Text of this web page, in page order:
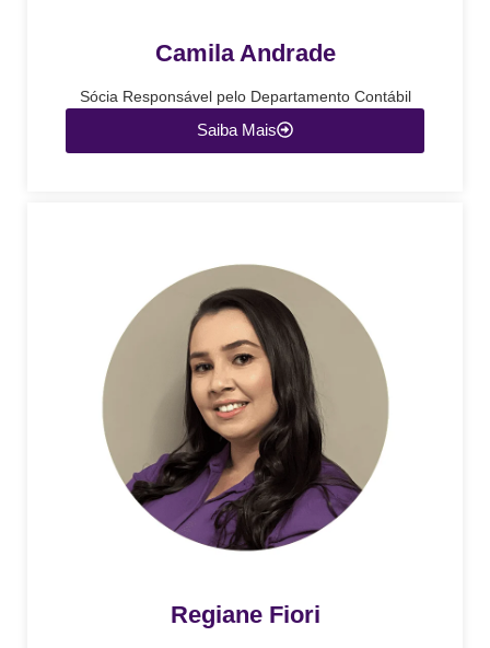
Camila Andrade
Sócia Responsável pelo Departamento Contábil
Saiba Mais
Regiane Fiori